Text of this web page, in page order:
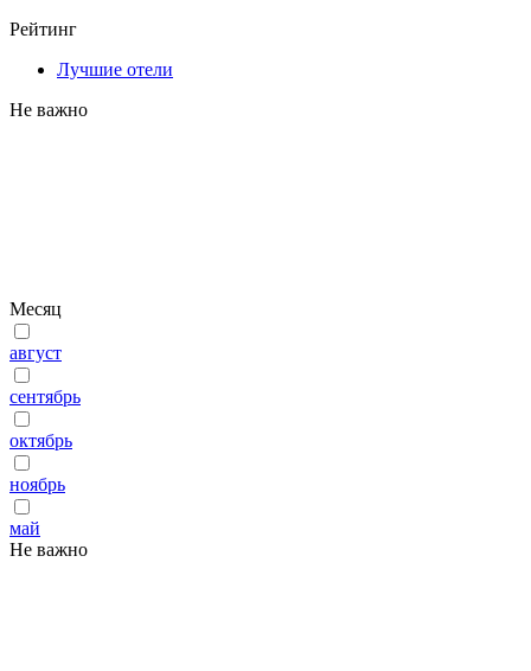
Рейтинг
Лучшие отели
Не важно
Месяц
август
сентябрь
октябрь
ноябрь
май
Не важно